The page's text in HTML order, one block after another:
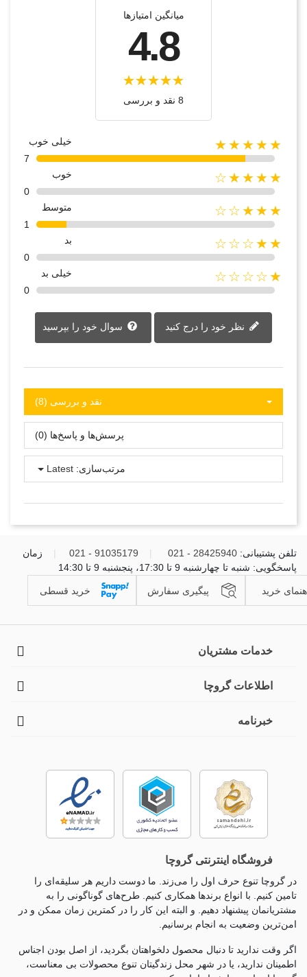
میانگین امتیازها
4.8
8 نقد و بررسی‌‌
★★★★★
خیلی خوب
7
★★★★☆
خوب
0
★★★☆☆
متوسط
1
★★☆☆☆
بد
0
★☆☆☆☆
خیلی بد
0
سوال خود را بپرسید
نقد و بررسی‌‌ (8)
پرسش‌ها و پاسخ‌ها (0)
مرتب‌سازی: Latest
تلفن پشتیبانی: 28425940 - 021
91035179 - 021
زمان
پاسخگویی: شنبه تا چهارشنبه 9 تا 17:30، پنجشنبه 9 تا 14:30
خرید پیگیری سفارش خرید قسطی
خدمات مشتریان
اطلاعات گروچا
خبرنامه
فروشگاه اینترنتی گروچا
در گروچا تنوع حرف اول را می‌زند. ما دوست داریم هر سلیقه‌ای را
تامین کنیم. با انواع برندها همکاری کنیم. طرح‌های گوناگونی را به
مشتریانمان پیشنهاد دهیم. و البته این کار را در کمترین زمان ممکن و در
امن‌ترین وضعیت به انجام برسانیم.
اگر وقت ندارید تا دنبال محصول دلخواهتان بگردید، از اصل بودن اجناس
اطمینان ندارید، یا در شهر محل زندگیتان تنوع محصولات بی معناست،